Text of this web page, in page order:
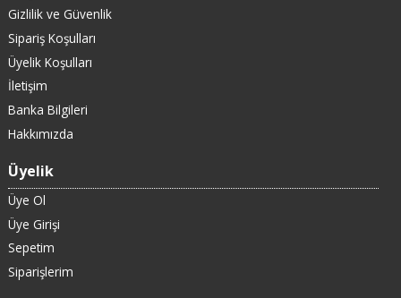
Gizlilik ve Güvenlik
Sipariş Koşulları
Üyelik Koşulları
İletişim
Banka Bilgileri
Hakkımızda
Üyelik
Üye Ol
Üye Girişi
Sepetim
Siparişlerim